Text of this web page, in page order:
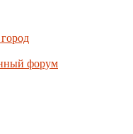
форум